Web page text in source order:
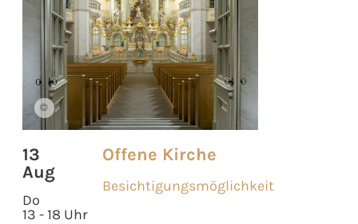
©
13
Aug
Do
13 - 18 Uhr
Offene Kirche
Besichtigungsmöglichkeit